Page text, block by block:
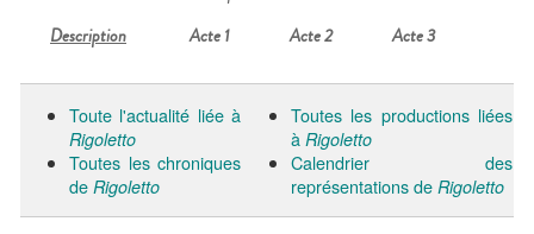
Description Acte 1 Acte 2 Acte 3
Toute l'actualité liée à
Rigoletto
Toutes les chroniques
de Rigoletto
Toutes les productions liées
à Rigoletto
Calendrier des
représentations de Rigoletto